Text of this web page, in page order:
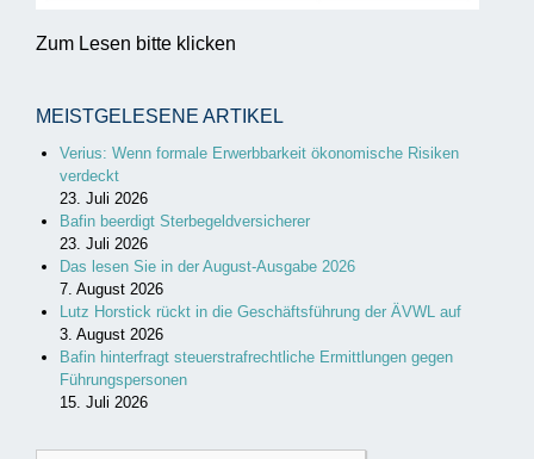
Zum Lesen bitte klicken
MEISTGELESENE ARTIKEL
Verius: Wenn formale Erwerbbarkeit ökonomische Risiken
verdeckt
23. Juli 2026
Bafin beerdigt Sterbegeldversicherer
23. Juli 2026
Das lesen Sie in der August-Ausgabe 2026
7. August 2026
Lutz Horstick rückt in die Geschäftsführung der ÄVWL auf
3. August 2026
Bafin hinterfragt steuerstrafrechtliche Ermittlungen gegen
Führungspersonen
15. Juli 2026